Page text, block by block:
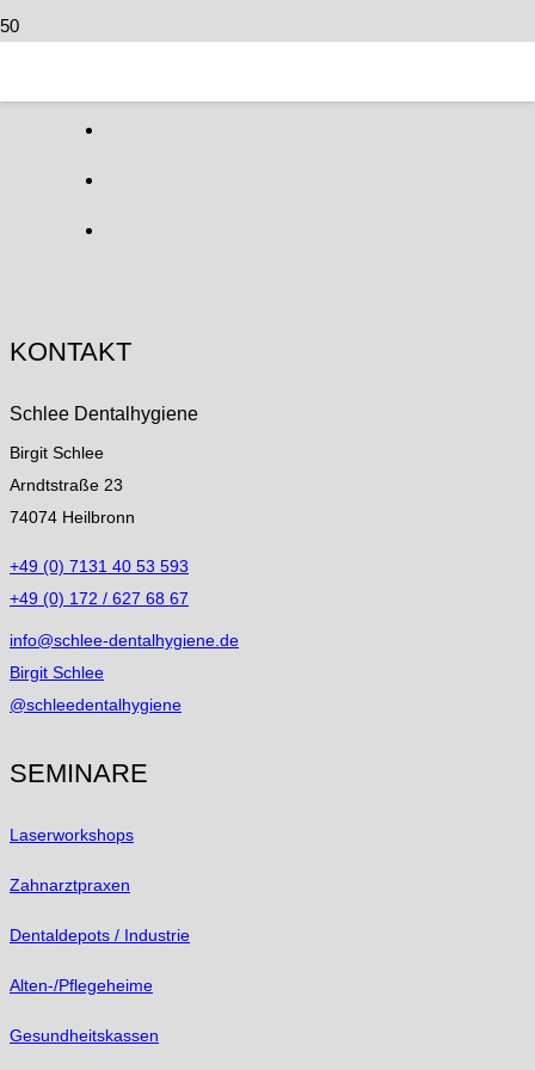
KONTAKT
Schlee Dentalhygiene
Birgit Schlee
Arndtstraße 23
74074 Heilbronn
+49 (0) 7131 40 53 593
+49 (0) 172 / 627 68 67
info@schlee-dentalhygiene.de
Birgit Schlee
@schleedentalhygiene
SEMINARE
Laserworkshops
Zahnarztpraxen
Dentaldepots / Industrie
Alten-/Pflegeheime
Gesundheitskassen